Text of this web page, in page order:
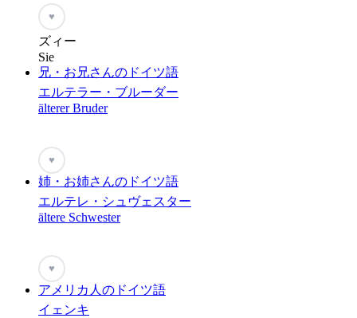
♥
ズィー
Sie
兄・お兄さんのドイツ語
エルテラー・ブルーダー
älterer Bruder
♥
姉・お姉さんのドイツ語
エルテレ・シュヴェスター
ältere Schwester
♥
アメリカ人のドイツ語
イェンキ